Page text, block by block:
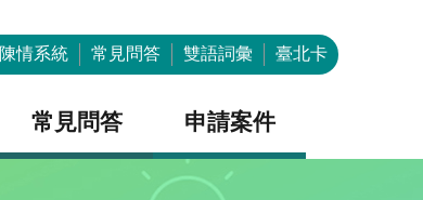
陳情系統 常見問答 雙語詞彙 臺北卡
常見問答 申請案件